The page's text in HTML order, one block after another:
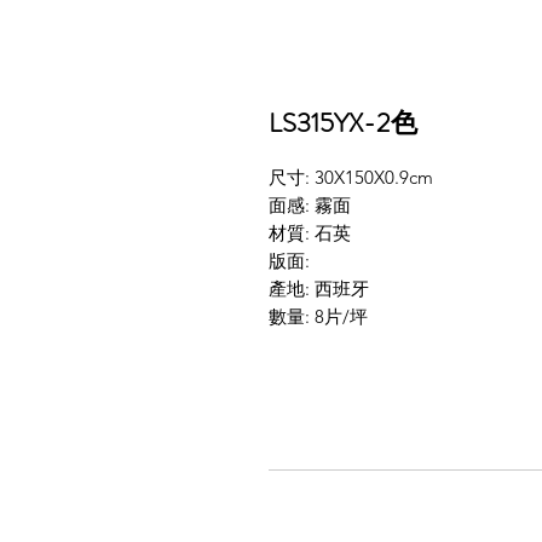
LS315YX-2色
尺寸: 30X150X0.9cm
面感: 霧面
材質: 石英
版面:
產地: 西班牙
數量: 8片/坪